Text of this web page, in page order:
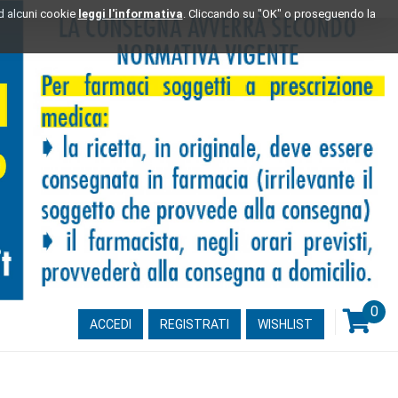
alcuni cookie leggi l'informativa. Cliccando su "OK" o proseguendo la
ACCEDI REGISTRATI WISHLIST
0